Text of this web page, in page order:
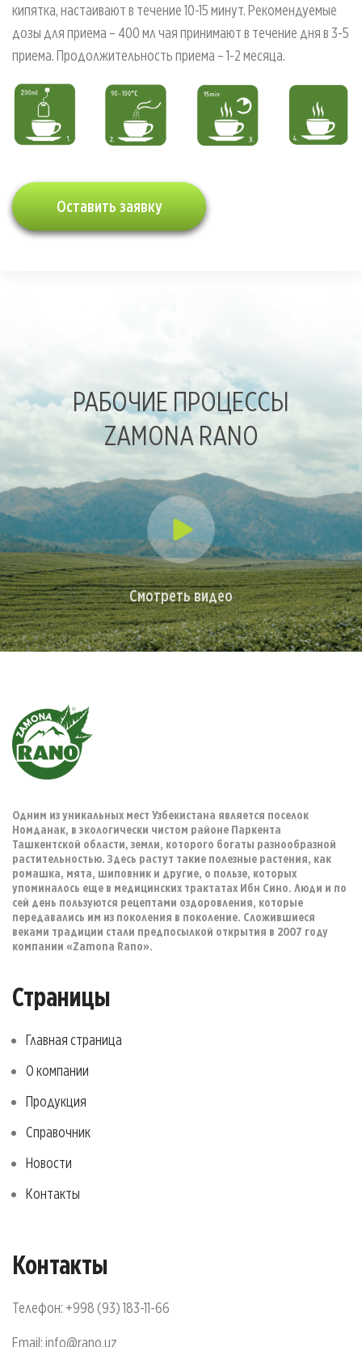
кипятка, настаивают в течение 10-15 минут. Рекомендуемые
дозы для приема – 400 мл чая принимают в течение дня в 3-5
приема. Продолжительность приема – 1-2 месяца.
Оставить заявку
РАБОЧИЕ ПРОЦЕССЫ
ZAMONA RANO
Смотреть видео
Одним из уникальных мест Узбекистана является поселок
Номданак, в экологически чистом районе Паркента
Ташкентской области, земли, которого богаты разнообразной
растительностью. Здесь растут такие полезные растения, как
ромашка, мята, шиповник и другие, о пользе, которых
упоминалось еще в медицинских трактатах Ибн Сино. Люди и по
сей день пользуются рецептами оздоровления, которые
передавались им из поколения в поколение. Сложившиеся
веками традиции стали предпосылкой открытия в 2007 году
компании «Zamona Rano».
Страницы
Главная страница
О компании
Продукция
Справочник
Новости
Контакты
Контакты
Телефон: +998 (93) 183-11-66
Email:info@rano.uz